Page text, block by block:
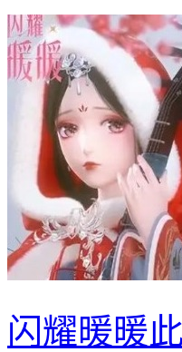
闪耀暖暖